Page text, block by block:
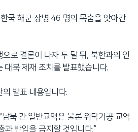
국 해군 장병 46 명의 목숨을 앗아간
로 결론이 나자 두 달 뒤, 북한과의 인
대북 제재 조치를 발표했습니다.
발표 내용입니다.
북 간 일반교역은 물론 위탁가공 교역
과 반입을 금지할 것입니다.”